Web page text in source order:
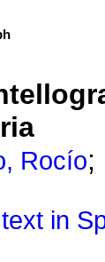
Rocío;
text in